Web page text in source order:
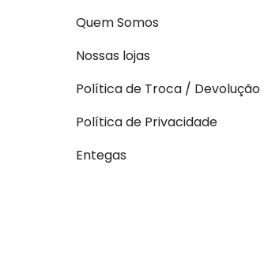
Quem Somos
Nossas lojas
Política de Troca / Devolução
Política de Privacidade
Entegas